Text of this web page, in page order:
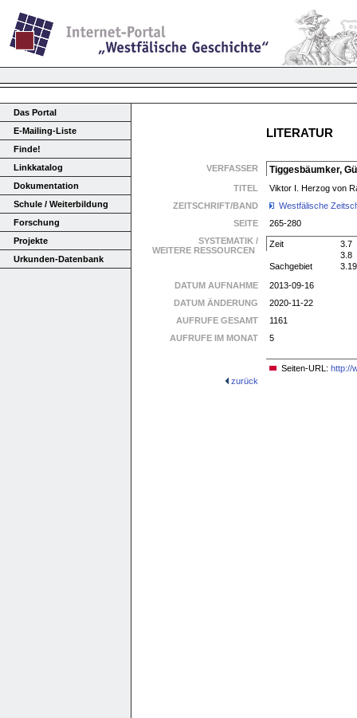
Das Portal
E-Mailing-Liste
Finde!
Linkkatalog
Dokumentation
Schule / Weiterbildung
Forschung
Projekte
Urkunden-Datenbank
LITERATUR
VERFASSER Tiggesbäumker,
TITEL
Viktor I. Herzog von
ZEITSCHRIFT/BAND
Westfälische
SEITE
265-280
SYSTEMATIK /
WEITERE RESSOURCEN
Zeit
3.7
3.8
Sachgebiet
3.19
DATUM AUFNAHME
2013-09-16
DATUM ÄNDERUNG
2020-11-22
AUFRUFE GESAMT
1161
AUFRUFE IM MONAT
5
Seiten-URL: http://
zurück